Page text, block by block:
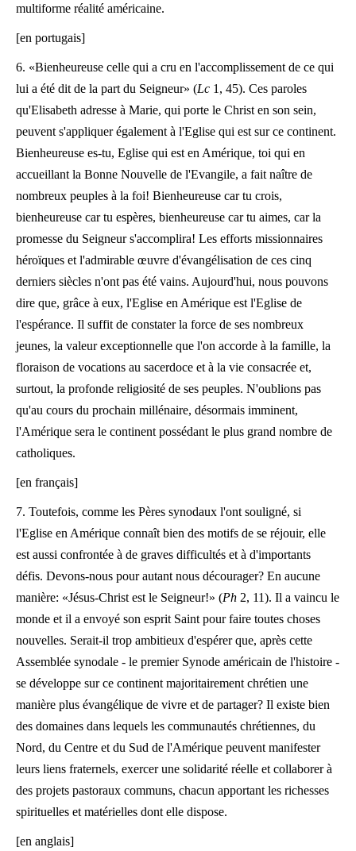
multiforme réalité américaine.
[en portugais]
6. «Bienheureuse celle qui a cru en l'accomplissement de ce qui
lui a été dit de la part du Seigneur» (Lc 1, 45). Ces paroles
qu'Elisabeth adresse à Marie, qui porte le Christ en son sein,
peuvent s'appliquer également à l'Eglise qui est sur ce continent.
Bienheureuse es-tu, Eglise qui est en Amérique, toi qui en
accueillant la Bonne Nouvelle de l'Evangile, a fait naître de
nombreux peuples à la foi! Bienheureuse car tu crois,
bienheureuse car tu espères, bienheureuse car tu aimes, car la
promesse du Seigneur s'accomplira! Les efforts missionnaires
héroïques et l'admirable œuvre d'évangélisation de ces cinq
derniers siècles n'ont pas été vains. Aujourd'hui, nous pouvons
dire que, grâce à eux, l'Eglise en Amérique est l'Eglise de
l'espérance. Il suffit de constater la force de ses nombreux
jeunes, la valeur exceptionnelle que l'on accorde à la famille, la
floraison de vocations au sacerdoce et à la vie consacrée et,
surtout, la profonde religiosité de ses peuples. N'oublions pas
qu'au cours du prochain millénaire, désormais imminent,
l'Amérique sera le continent possédant le plus grand nombre de
catholiques.
[en français]
7. Toutefois, comme les Pères synodaux l'ont souligné, si
l'Eglise en Amérique connaît bien des motifs de se réjouir, elle
est aussi confrontée à de graves difficultés et à d'importants
défis. Devons-nous pour autant nous décourager? En aucune
manière: «Jésus-Christ est le Seigneur!» (Ph 2, 11). Il a vaincu le
monde et il a envoyé son esprit Saint pour faire toutes choses
nouvelles. Serait-il trop ambitieux d'espérer que, après cette
Assemblée synodale - le premier Synode américain de l'histoire -
se développe sur ce continent majoritairement chrétien une
manière plus évangélique de vivre et de partager? Il existe bien
des domaines dans lequels les communautés chrétiennes, du
Nord, du Centre et du Sud de l'Amérique peuvent manifester
leurs liens fraternels, exercer une solidarité réelle et collaborer à
des projets pastoraux communs, chacun apportant les richesses
spirituelles et matérielles dont elle dispose.
[en anglais]